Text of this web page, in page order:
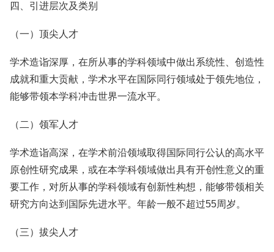
四、引进层次及类别
（一）顶尖人才
学术造诣深厚，在所从事的学科领域中做出系统性、创造性
成就和重大贡献，学术水平在国际同行领域处于领先地位，
能够带领本学科冲击世界一流水平。
（二）领军人才
学术造诣高深，在学术前沿领域取得国际同行公认的高水平
原创性研究成果，或在本学科领域做出具有开创性意义的重
要工作，对所从事的学科领域有创新性构想，能够带领相关
研究方向达到国际先进水平。年龄一般不超过55周岁。
（三）拔尖人才